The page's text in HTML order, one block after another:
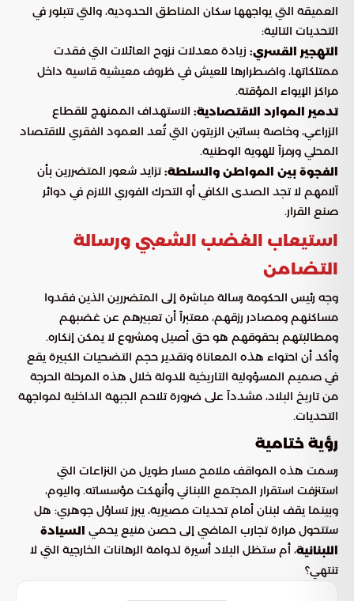
العميقة التي يواجهها سكان المناطق الحدودية، والتي تتبلور في
التحديات التالية:
التهجير القسري: زيادة معدلات نزوح العائلات التي فقدت
ممتلكاتها، واضطرارها للعيش في ظروف معيشية قاسية داخل
مراكز الإيواء المؤقتة.
تدمير الموارد الاقتصادية: الاستهداف الممنهج للقطاع
الزراعي، وخاصة بساتين الزيتون التي تُعد العمود الفقري للاقتصاد
المحلي ورمزاً للهوية الوطنية.
الفجوة بين المواطن والسلطة:تزايد شعور المتضررين بأن
آلامهم لا تجد الصدى الكافي أو التحرك الفوري اللازم في دوائر
صنع القرار.
استيعاب الغضب الشعبي ورسالة
التضامن
وجه رئيس الحكومة رسالة مباشرة إلى المتضررين الذين فقدوا
مساكنهم ومصادر رزقهم، معتبراً أن تعبيرهم عن غضبهم
ومطالبتهم بحقوقهم هو حق أصيل ومشروع لا يمكن إنكاره.
وأكد أن احتواء هذه المعاناة وتقدير حجم التضحيات الكبيرة يقع
في صميم المسؤولية التاريخية للدولة خلال هذه المرحلة الحرجة
من تاريخ البلاد، مشدداً على ضرورة تلاحم الجبهة الداخلية لمواجهة
التحديات.
رؤية ختامية
رسمت هذه المواقف ملامح مسار طويل من النزاعات التي
استنزفت استقرار المجتمع اللبناني وأنهكت مؤسساته. واليوم،
وبينما يقف لبنان أمام تحديات مصيرية، يبرز تساؤل جوهري: هل
ستتحول مرارة تجارب الماضي إلى حصن منيع يحمي السيادة
اللبنانية، أم ستظل البلاد أسيرة لدوامة الرهانات الخارجية التي لا
تنتهي؟